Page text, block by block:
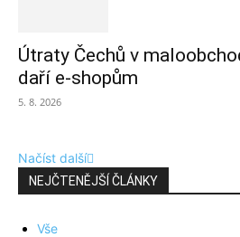
Útraty Čechů v
daří e-shopům
5. 8. 2026
Načíst další
NEJČTENĚJŠÍ ČLÁNKY
Vše